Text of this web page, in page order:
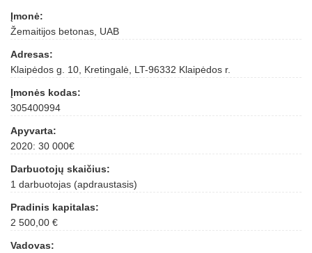
Įmonė:
Žemaitijos betonas, UAB
Adresas:
Klaipėdos g. 10, Kretingalė, LT-96332 Klaipėdos r.
Įmonės kodas:
305400994
Apyvarta:
2020: 30 000€
Darbuotojų skaičius:
1 darbuotojas (apdraustasis)
Pradinis kapitalas:
2 500,00 €
Vadovas: